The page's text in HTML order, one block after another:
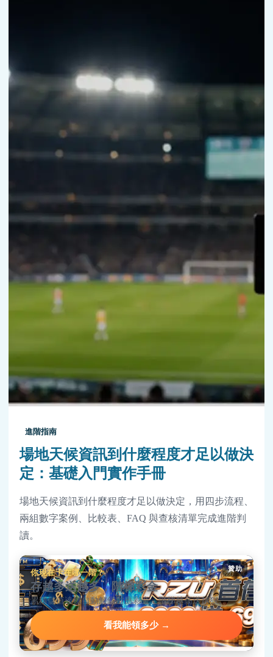
進階指南
場地天候資訊到什麼程度才足以做決
定：基礎入門實作手冊
場地天候資訊到什麼程度才足以做決定，用四步流程、
兩組數字案例、比較表、FAQ 與查核清單完成進階判
讀。
贊助
你現在卡在哪一階？
存越多送越多，階梯彩金
累積儲值達標自動解鎖對應彩金，階梯越高送越狠。
看我能領多少 →